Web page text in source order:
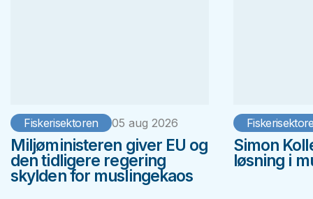
Fiskerisektoren 05 aug 2026
Miljøministeren giver EU og
den tidligere regering
skylden for muslingekaos
Simon
løsning i